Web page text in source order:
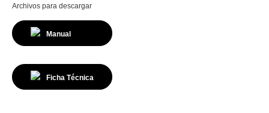
Archivos para descargar
Manual
Ficha Técnica